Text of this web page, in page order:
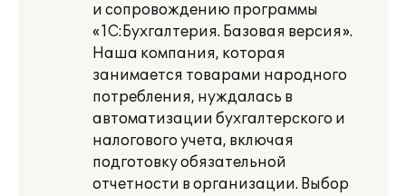
и сопровождению программы
«1С:Бухгалтерия. Базовая версия».
Наша компания, которая
занимается товарами народного
потребления, нуждалась в
автоматизации бухгалтерского и
налогового учета, включая
подготовку обязательной
отчетности в организации. Выбор